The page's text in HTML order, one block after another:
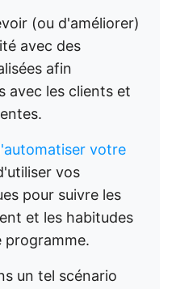
(ou d'améliorer)
avec des
afin
avec les clients et
votre
vos
pour suivre les
et les habitudes
un tel scénario